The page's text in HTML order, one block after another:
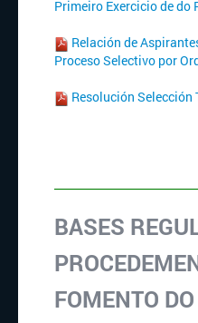
Primeiro Exercicio de do
Relación de
Proceso Selectivo por
Resolución Selección
BASES
FOMENTO